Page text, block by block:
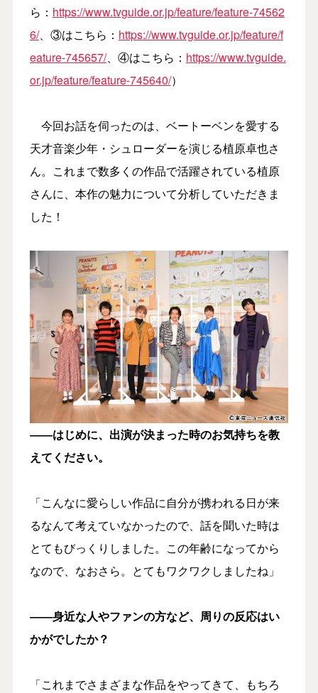
ら： https://www.tvguide.or.jp/feature/feature-74562
6/、③はこちら： https://www.tvguide.or.jp/feature/f
eature-745657/、④はこちら： https://www.tvguide.
or.jp/feature/feature-745640/）
今回お話を伺ったのは、ベートーベンを愛する
天才音楽少年・シュローダーを演じる植原卓也さ
ん。これまで数多くの作品で活躍されている植原
さんに、本作の魅力について分析していただきま
した！
――はじめに、出演が決まった時のお気持ちを教
えてください。
「こんなに愛らしい作品に自分が携われる日が来
るなんて考えていなかったので、話を聞いた時は
とてもびっくりしました。この年齢になってから
なので、なおさら。とてもワクワクしましたね」
――身近な人やファンの方など、周りの反応はい
かがでしたか？
「これまでさまざまな作品をやってきて、もちろ